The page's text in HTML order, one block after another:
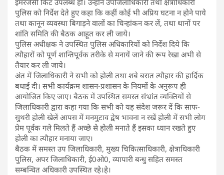
पुलिस को निर्देश देते हुए कहा कि कहीं कोई भी अप्रिय घटना न होने पाये
तथा कानून व्यवस्था बिगाड़ने वालों का चिन्हांकन कर लें, तथा थानों पर
शांति समिति की बैठक आहूत कर ली जाये।
पुलिस अधीक्षक ने उपस्थित पुलिस अधिकारियों को निर्देश दिये कि
त्यौहारों को पूर्ण शान्तिपूर्वक तरीके से मनायें जाने की रूप रेखा अभी से
तैयार कर ली जाये।
अंत में जिलाधिकारी ने सभी को होली तथा शबे बरात त्यौहार की हार्दिक
बधाई दी। सभी कार्यक्रम शासन-प्रशासन के नियमों के अनुरूप ही
आयोजित किए जाए। बैठक में उपस्थित समस्त संभ्रांत व्यक्तियों से
जिलाधिकारी द्वारा कहा गया कि सभी को यह संदेश जरूर दें कि साफ-
सुथरी होली खेलें आपस में मनमुटाव द्वेष भावना न रखें होली में सभी लोग
प्रेम पूर्वक गले मिलते हैं अच्छे से होली मनाते हैं इसका ध्यान रखते हुए
होली का त्यौहार मनाया जाए।
बैठक में समस्त उप जिलाधिकारी, मुख्य चिकित्साधिकारी, क्षेत्राधिकारी
पुलिस, अपर जिलाधिकारी, ई0ओ0, व्यापारी बन्धु सहित समस्त
सम्बन्धित अधिकारी उपस्थित रहे।हे।